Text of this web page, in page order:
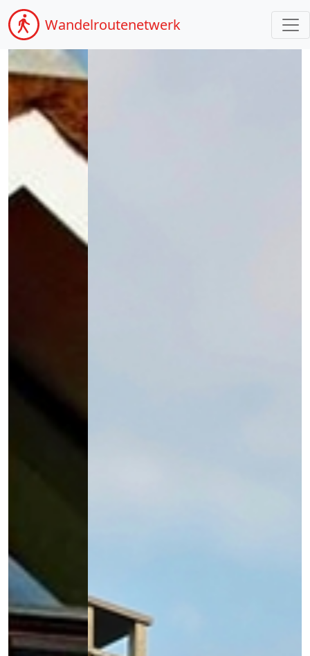
Wandelroutenetwerk